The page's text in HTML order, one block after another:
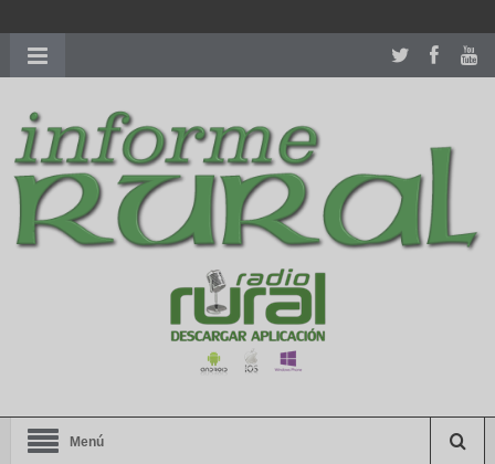
richardmillereplica
women.patekphilippe.tofor sale in usa recognized command with
dining room table ceremony. welcome to our
perfectwatches.is
shop. best youngsexdoll.comwith professional customer
services. 1: 1 design high
https://reallydiamond.com/
Menú